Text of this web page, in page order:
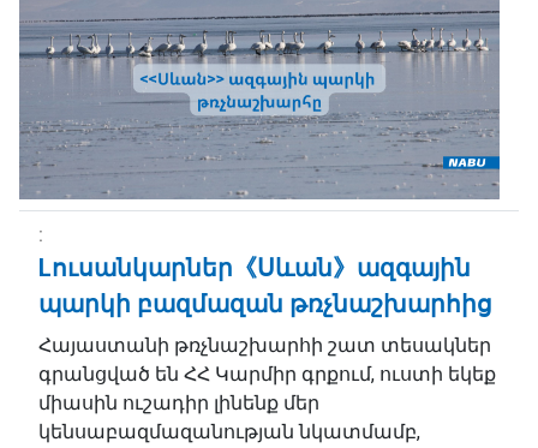
Lուսանկարներ《Սևան》ազգային
պարկի բազմազան թռչնաշխարհից
Հայաստանի թռչնաշխարհի շատ տեսակներ
գրանցված են ՀՀ Կարմիր գրքում, ուստի եկեք
միասին ուշադիր լինենք մեր
կենսաբազմազանության նկատմամբ,